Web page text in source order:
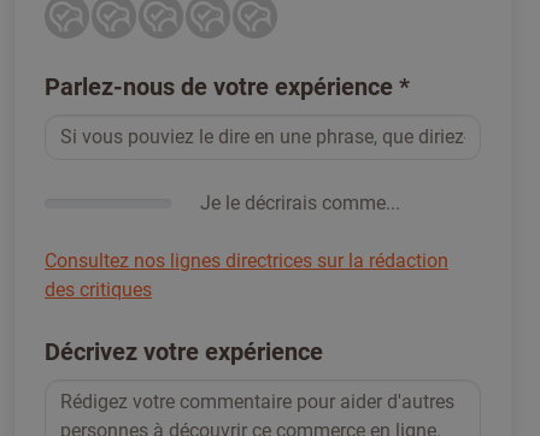
Parlez-nous de votre expérience *
Je le décrirais comme...
Consultez nos lignes directrices sur la rédaction
des critiques
Décrivez votre expérience